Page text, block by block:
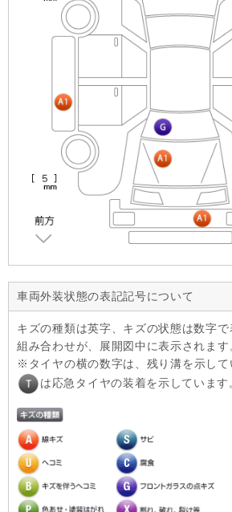
車両外装状態の表記記号について
キズの種類は英字、キズの状態は数字
組み合わせが、展開図中に表示されます
タイヤの横の数字は、残り溝を示して
は応急タイヤの装着を示しています